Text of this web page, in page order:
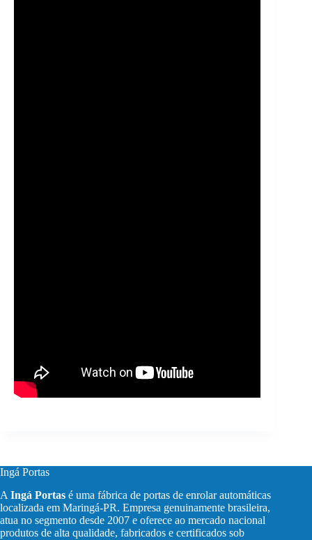
Ingá Portas
A Ingá Portas é uma fábrica de portas de enrolar automáticas
localizada em Maringá-PR. Empresa genuinamente brasileira,
atua no segmento desde 2007 e oferece ao mercado nacional
produtos de alta qualidade, fabricados e certificados sob